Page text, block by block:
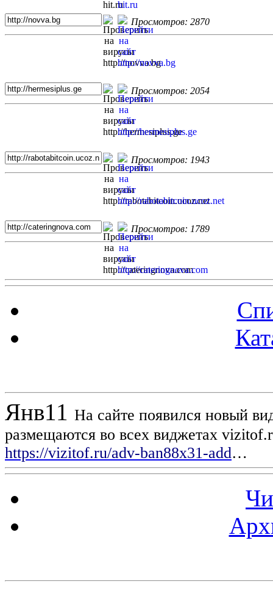
Просмотров: 2870
Просмотров: 2054
Просмотров: 1943
Просмотров: 1789
Янв11 На сайте появился новый
размещаются во всех виджетах
https://vizitof.ru/adv-ban88x31-add…